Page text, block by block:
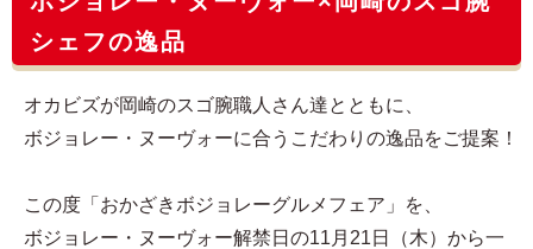
シェフの逸品
オカビズが岡崎のスゴ腕職人さん達とともに、
ボジョレー・ヌーヴォーに合うこだわりの逸品をご提案！
この度「おかざきボジョレーグルメフェア」を、
ボジョレー・ヌーヴォー解禁日の11月21日（木）から一